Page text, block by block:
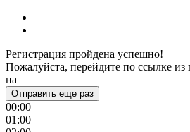
Регистрация пройдена успешно!
Пожалуйста, перейдите по ссылке из
на
Отправить еще раз
00:00
01:00